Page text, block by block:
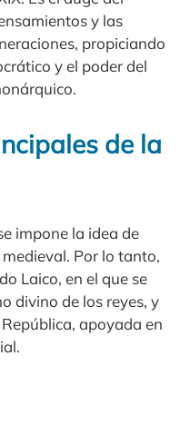
y las
propiciando
y el poder del
de la
impone la idea de
Por lo tanto,
Laico, en el que se
divino de los reyes, y
apoyada en